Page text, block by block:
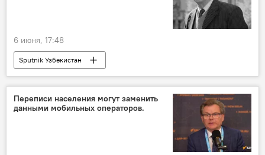
6 июня, 17:48
Sputnik Узбекистан
Переписи населения могут заменить
данными мобильных операторов.